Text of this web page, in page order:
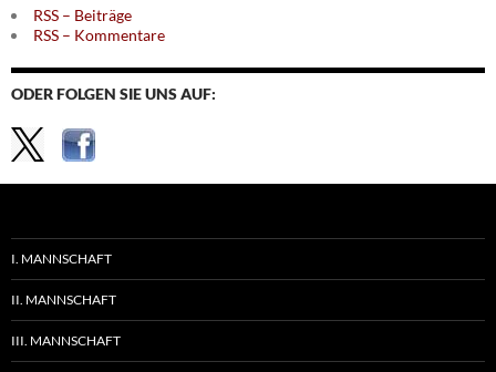
RSS – Beiträge
RSS – Kommentare
ODER FOLGEN SIE UNS AUF:
I. MANNSCHAFT
II. MANNSCHAFT
III. MANNSCHAFT